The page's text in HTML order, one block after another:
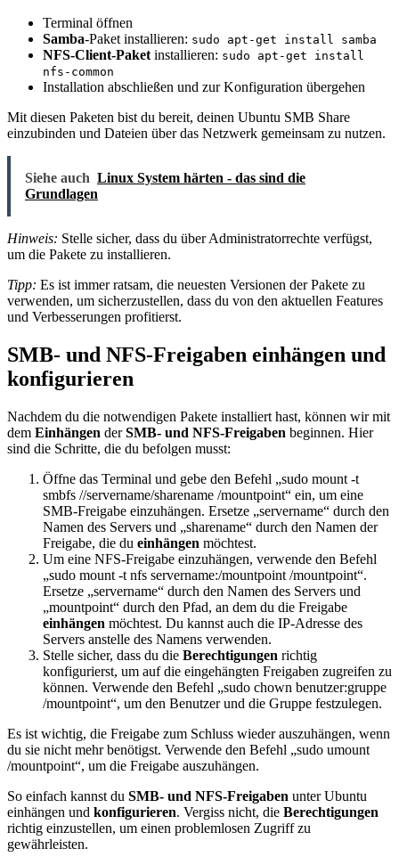
Terminal öffnen
Samba-Paket installieren: sudo apt-get install samba
NFS-Client-Paket installieren: sudo apt-get install
nfs-common
Installation abschließen und zur Konfiguration übergehen
Mit diesen Paketen bist du bereit, deinen Ubuntu SMB Share
einzubinden und Dateien über das Netzwerk gemeinsam zu nutzen.
Siehe auch Linux System härten - das sind die
Grundlagen
Hinweis: Stelle sicher, dass du über Administratorrechte verfügst,
um die Pakete zu installieren.
Tipp: Es ist immer ratsam, die neuesten Versionen der Pakete zu
verwenden, um sicherzustellen, dass du von den aktuellen Features
und Verbesserungen profitierst.
SMB- und NFS-Freigaben einhängen und
konfigurieren
Nachdem du die notwendigen Pakete installiert hast, können wir mit
dem Einhängen derSMB- und NFS-Freigaben beginnen. Hier
sind die Schritte, die du befolgen musst:
Öffne das Terminal und gebe den Befehl „sudo mount -t
smbfs //servername/sharename /mountpoint“ ein, um eine
SMB-Freigabe einzuhängen. Ersetze „servername“ durch den
Namen des Servers und „sharename“ durch den Namen der
Freigabe, die du einhängen möchtest.
Um eine NFS-Freigabe einzuhängen, verwende den Befehl
„sudo mount -t nfs servername:/mountpoint /mountpoint“.
Ersetze „servername“ durch den Namen des Servers und
„mountpoint“ durch den Pfad, an dem du die Freigabe
einhängen möchtest. Du kannst auch die IP-Adresse des
Servers anstelle des Namens verwenden.
Stelle sicher, dass du die Berechtigungen richtig
konfigurierst, um auf die eingehängten Freigaben zugreifen zu
können. Verwende den Befehl „sudo chown benutzer:gruppe
/mountpoint“, um den Benutzer und die Gruppe festzulegen.
Es ist wichtig, die Freigabe zum Schluss wieder auszuhängen, wenn
du sie nicht mehr benötigst. Verwende den Befehl „sudo umount
/mountpoint“, um die Freigabe auszuhängen.
So einfach kannst du SMB- und NFS-Freigaben unter Ubuntu
einhängen und konfigurieren. Vergiss nicht, die Berechtigungen
richtig einzustellen, um einen problemlosen Zugriff zu
gewährleisten.